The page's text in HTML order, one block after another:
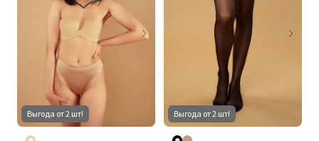
Выгода от 2 шт! Выгода от 2 шт!